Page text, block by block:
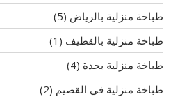
طباخة منزلية بالرياض (5)
طباخة منزلية بالقطيف (1)
طباخة منزلية بجدة (4)
طباخة منزلية في القصيم (2)